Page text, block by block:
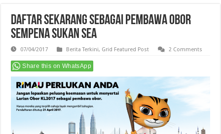
Daftar Sekarang Sebagai Pembawa Obor
Sempena Sukan SEA
07/04/2017 Berita Terkini, Grid Featured Post 2 Comments
Share this on WhatsApp